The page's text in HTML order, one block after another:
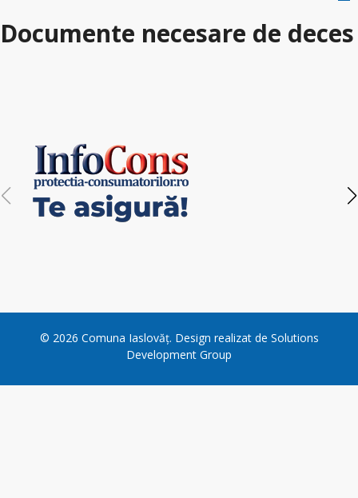
content
Documente necesare de deces
© 2026 Comuna Iaslovăț. Design realizat de Solutions
Development Group